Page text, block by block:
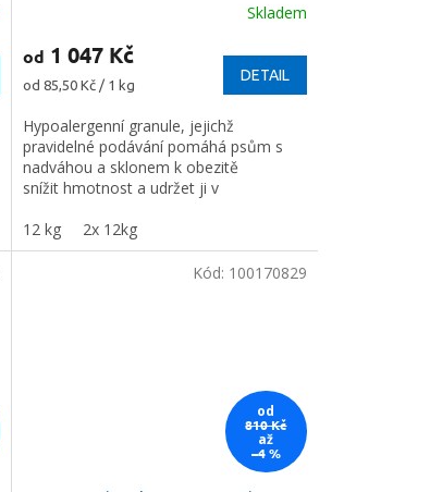
Skladem
od 1 047 Kč
Měrná
od 85,50 Kč / 1 kg
DETAIL
Hypoalergenní granule, jejichž
pravidelné podávání pomáhá psům s
nadváhou a sklonem k obezitě
snížit hmotnost a udržet ji v
12 kg
2x 12kg
od
810 Kč
až
–4 %
Kód: 100170829